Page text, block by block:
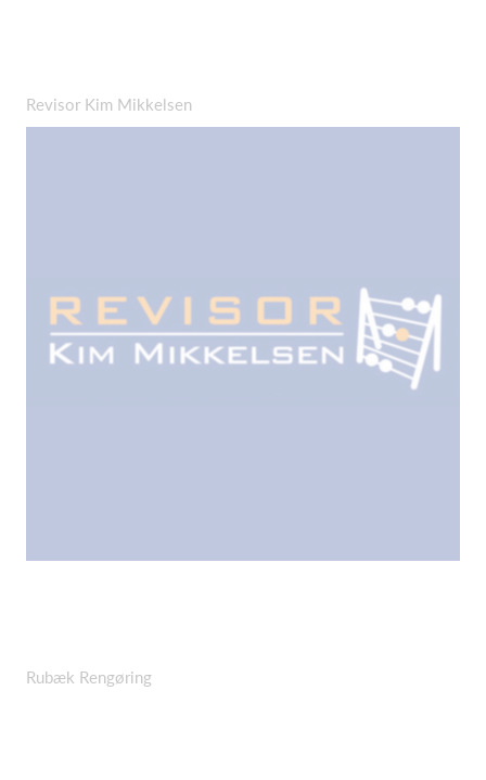
Revisor Kim Mikkelsen
Rubæk Rengøring